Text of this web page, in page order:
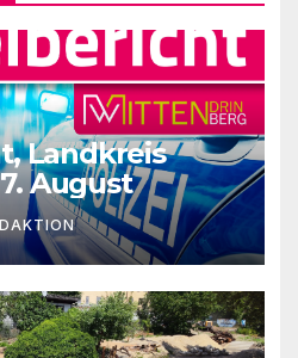
Landkreis
August